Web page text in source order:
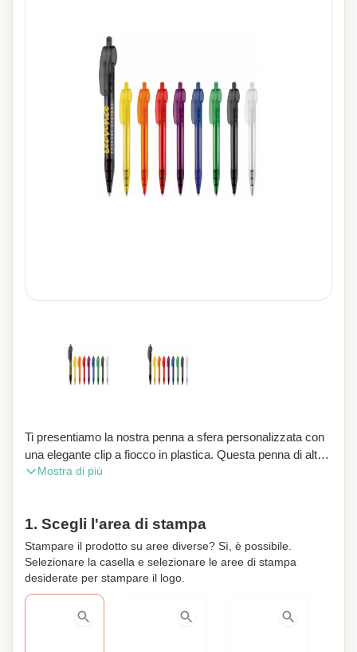
Ti presentiamo la nostra penna a sfera personalizzata con
una elegante clip a fiocco in plastica. Questa penna di alta
qualità presenta una ricarica in plastica X20, che garantisce
elegante. Dotata di una ricarica blu, offre un colore
d'inchiostro audace e vibrante. Realizzata in Germania,
questa penna è un simbolo di eccezionale maestria
artigianale e precisione ingegneristica. Che tu stia
prendendo appunti, firmando documenti o semplicemente
esprimendo la tua creatività, questa penna è la compagna
Mostra di più
1. Scegli l'area di stampa
Stampare il prodotto su aree diverse? Sì, è possibile.
Selezionare la casella e selezionare le aree di stampa
desiderate per stampare il logo.